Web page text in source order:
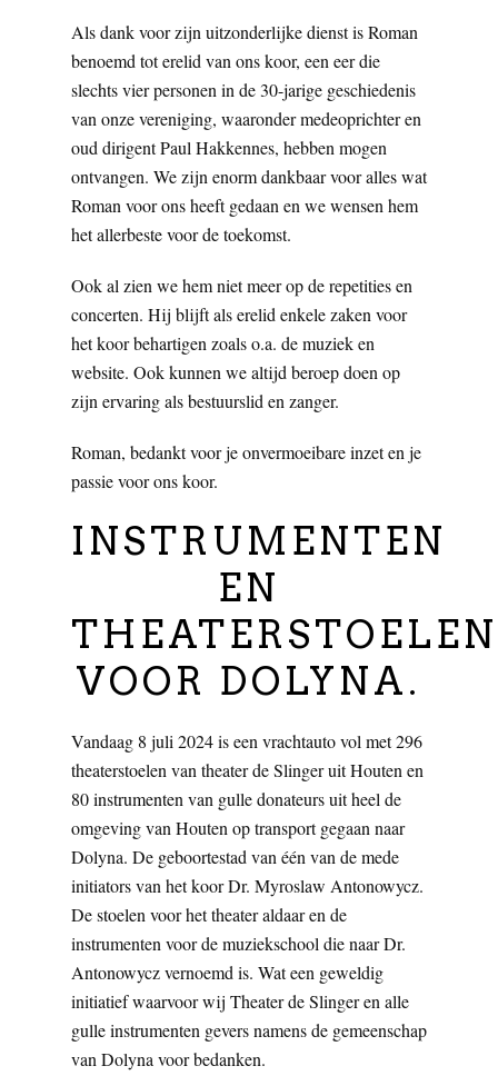
Als dank voor zijn uitzonderlijke dienst is Roman
benoemd tot erelid van ons koor, een eer die
slechts vier personen in de 30-jarige geschiedenis
van onze vereniging, waaronder medeoprichter en
oud dirigent Paul Hakkennes, hebben mogen
ontvangen. We zijn enorm dankbaar voor alles wat
Roman voor ons heeft gedaan en we wensen hem
het allerbeste voor de toekomst.
Ook al zien we hem niet meer op de repetities en
concerten. Hij blijft als erelid enkele zaken voor
het koor behartigen zoals o.a. de muziek en
website. Ook kunnen we altijd beroep doen op
zijn ervaring als bestuurslid en zanger.
Roman, bedankt voor je onvermoeibare inzet en je
passie voor ons koor.
INSTRUMENTEN
EN
THEATERSTOELEN
VOOR DOLYNA.
Vandaag 8 juli 2024 is een vrachtauto vol met 296
theaterstoelen van theater de Slinger uit Houten en
80 instrumenten van gulle donateurs uit heel de
omgeving van Houten op transport gegaan naar
Dolyna. De geboortestad van één van de mede
initiators van het koor Dr. Myroslaw Antonowycz.
De stoelen voor het theater aldaar en de
instrumenten voor de muziekschool die naar Dr.
Antonowycz vernoemd is. Wat een geweldig
initiatief waarvoor wij Theater de Slinger en alle
gulle instrumenten gevers namens de gemeenschap
van Dolyna voor bedanken.